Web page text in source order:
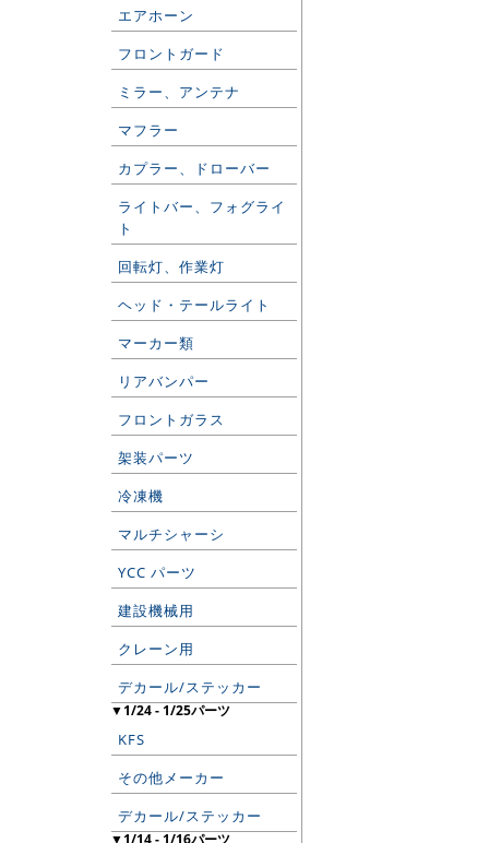
エアホーン
フロントガード
ミラー、アンテナ
マフラー
カプラー、ドローバー
ライトバー、フォグライ
ト
回転灯、作業灯
ヘッド・テールライト
マーカー類
リアバンパー
フロントガラス
架装パーツ
冷凍機
マルチシャーシ
YCC パーツ
建設機械用
クレーン用
デカール/ステッカー
▼1/24 - 1/25パーツ
KFS
その他メーカー
デカール/ステッカー
▼1/14 - 1/16パーツ